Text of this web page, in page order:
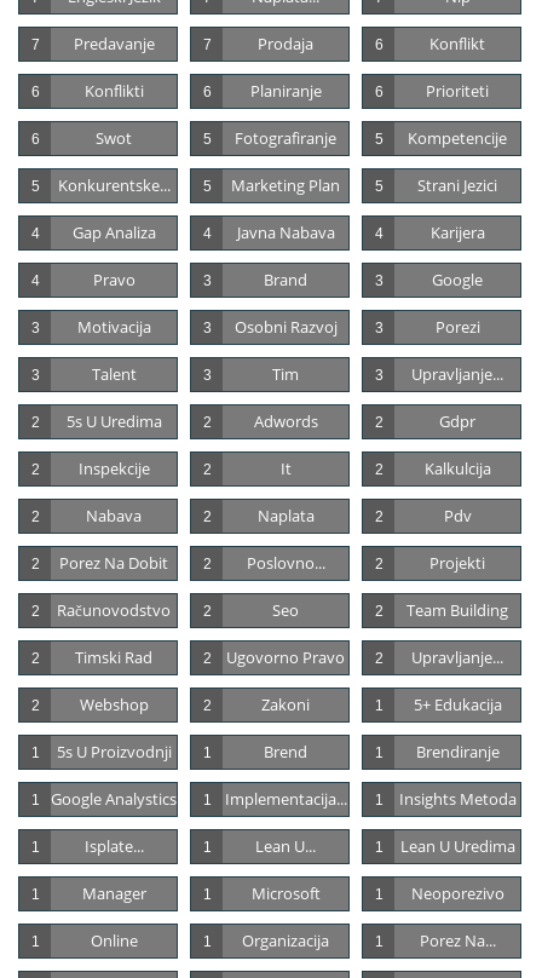
Predavanje
7 Prodaja
7 Konflikt
6
Konflikti
6 Planiranje
6 Prioriteti
6
Swot
6 Fotografiranje
5 Kompetencije
5
Konkurentske...
5 Marketing Plan
5 Strani Jezici
5
Gap Analiza
4 Javna Nabava
4 Karijera
4
Pravo
4 Brand
3 Google
3
Motivacija
3 Osobni Razvoj
3 Porezi
3
Talent
3 Tim
3 Upravljanje...
3
5s U Uredima
2 Adwords
2 Gdpr
2
Inspekcije
2 It
2 Kalkulcija
2
Nabava
2 Naplata
2 Pdv
2
Porez Na Dobit
2 Poslovno...
2 Projekti
2
Računovodstvo
2 Seo
2 Team Building
2
Timski Rad
2 Ugovorno Pravo
2 Upravljanje...
2
Webshop
2 Zakoni
2 5+ Edukacija
1
5s U Proizvodnji
1 Brend
1 Brendiranje
1
Google Analystics
1 Implementacija...
1 Insights Metoda
1
Isplate...
1 Lean U...
1 Lean U Uredima
1
Manager
1 Microsoft
1 Neoporezivo
1
Online
1 Organizacija
1 Porez Na...
1